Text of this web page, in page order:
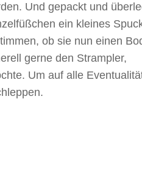
Und gepackt und
ein kleines
ob sie nun einen
gerne den Strampler,
Um auf alle